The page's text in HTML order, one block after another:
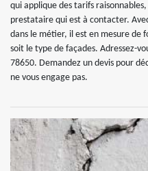
qui applique des tarifs
prestataire qui est à contacter.
dans le métier, il est en mesure de
soit le type de façades. Adressez-
78650. Demandez un devis pour
ne vous engage pas.